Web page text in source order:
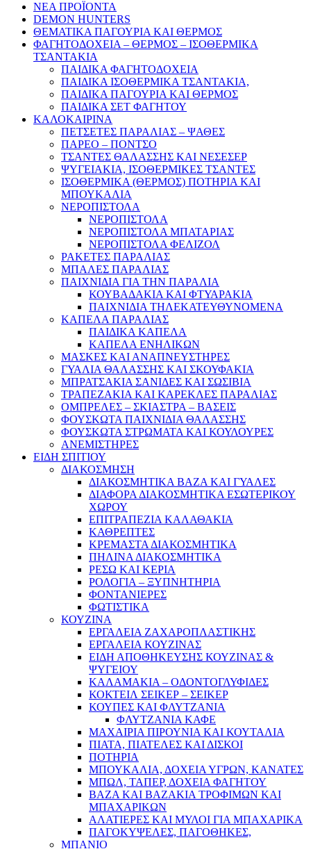
ΝΕΑ ΠΡΟΪΟΝΤΑ
DEMON HUNTERS
ΘΕΜΑΤΙΚΑ ΠΑΓΟΥΡΙΑ ΚΑΙ ΘΕΡΜΟΣ
ΦΑΓΗΤΟΔΟΧΕΙΑ – ΘΕΡΜΟΣ – ΙΣΟΘΕΡΜΙΚΑ
ΤΣΑΝΤΑΚΙΑ
ΠΑΙΔΙΚΑ ΦΑΓΗΤΟΔΟΧΕΙΑ
ΠΑΙΔΙΚΑ ΙΣΟΘΕΡΜΙΚΑ ΤΣΑΝΤΑΚΙΑ,
ΠΑΙΔΙΚΑ ΠΑΓΟΥΡΙΑ ΚΑΙ ΘΕΡΜΟΣ
ΠΑΙΔΙΚΑ ΣΕΤ ΦΑΓΗΤΟΥ
ΚΑΛΟΚΑΙΡΙΝΑ
ΠΕΤΣΕΤΕΣ ΠΑΡΑΛΙΑΣ – ΨΑΘΕΣ
ΠΑΡΕΟ – ΠΟΝΤΣΟ
ΤΣΑΝΤΕΣ ΘΑΛΑΣΣΗΣ ΚΑΙ ΝΕΣΕΣΕΡ
ΨΥΓΕΙΑΚΙΑ, ΙΣΟΘΕΡΜΙΚΕΣ ΤΣΑΝΤΕΣ
ΙΣΟΘΕΡΜΙΚΑ (ΘΕΡΜΟΣ) ΠΟΤΗΡΙΑ ΚΑΙ
ΜΠΟΥΚΑΛΙΑ
ΝΕΡΟΠΙΣΤΟΛΑ
ΝΕΡΟΠΙΣΤΟΛΑ
ΝΕΡΟΠΙΣΤΟΛΑ ΜΠΑΤΑΡΙΑΣ
ΝΕΡΟΠΙΣΤΟΛΑ ΦΕΛΙΖΟΛ
ΡΑΚΕΤΕΣ ΠΑΡΑΛΙΑΣ
ΜΠΑΛΕΣ ΠΑΡΑΛΙΑΣ
ΠΑΙΧΝΙΔΙΑ ΓΙΑ ΤΗΝ ΠΑΡΑΛΙΑ
ΚΟΥΒΑΔΑΚΙΑ ΚΑΙ ΦΤΥΑΡΑΚΙΑ
ΠΑΙΧΝΙΔΙΑ ΤΗΛΕΚΑΤΕΥΘΥΝΟΜΕΝΑ
ΚΑΠΕΛΑ ΠΑΡΑΛΙΑΣ
ΠΑΙΔΙΚΑ ΚΑΠΕΛΑ
ΚΑΠΕΛΑ ΕΝΗΛΙΚΩΝ
ΜΑΣΚΕΣ ΚΑΙ ΑΝΑΠΝΕΥΣΤΗΡΕΣ
ΓΥΑΛΙΑ ΘΑΛΑΣΣΗΣ ΚΑΙ ΣΚΟΥΦΑΚΙΑ
ΜΠΡΑΤΣΑΚΙΑ ΣΑΝΙΔΕΣ ΚΑΙ ΣΩΣΙΒΙΑ
ΤΡΑΠΕΖΑΚΙΑ ΚΑΙ ΚΑΡΕΚΛΕΣ ΠΑΡΑΛΙΑΣ
ΟΜΠΡΕΛΕΣ – ΣΚΙΑΣΤΡΑ – ΒΑΣΕΙΣ
ΦΟΥΣΚΩΤΑ ΠΑΙΧΝΙΔΙΑ ΘΑΛΑΣΣΗΣ
ΦΟΥΣΚΩΤΑ ΣΤΡΩΜΑΤΑ ΚΑΙ ΚΟΥΛΟΥΡΕΣ
ΑΝΕΜΙΣΤΗΡΕΣ
ΕΙΔΗ ΣΠΙΤΙΟΥ
ΔΙΑΚΟΣΜΗΣΗ
ΔΙΑΚΟΣΜΗΤΙΚΑ ΒΑΖΑ ΚΑΙ ΓΥΑΛΕΣ
ΔΙΑΦΟΡΑ ΔΙΑΚΟΣΜΗΤΙΚΑ ΕΣΩΤΕΡΙΚΟΥ
ΧΩΡΟΥ
ΕΠΙΤΡΑΠΕΖΙΑ ΚΑΛΑΘΑΚΙΑ
ΚΑΘΡΕΠΤΕΣ
ΚΡΕΜΑΣΤΑ ΔΙΑΚΟΣΜΗΤΙΚΑ
ΠΗΛΙΝΑ ΔΙΑΚΟΣΜΗΤΙΚΑ
ΡΕΣΩ ΚΑΙ ΚΕΡΙΑ
ΡΟΛΟΓΙΑ – ΞΥΠΝΗΤΗΡΙΑ
ΦΟΝΤΑΝΙΕΡΕΣ
ΦΩΤΙΣΤΙΚΑ
ΚΟΥΖΙΝΑ
ΕΡΓΑΛΕΙΑ ΖΑΧΑΡΟΠΛΑΣΤΙΚΗΣ
ΕΡΓΑΛΕΙΑ ΚΟΥΖΙΝΑΣ
ΕΙΔΗ ΑΠΟΘΗΚΕΥΣΗΣ ΚΟΥΖΙΝΑΣ &
ΨΥΓΕΙΟΥ
ΚΑΛΑΜΑΚΙΑ – ΟΔΟΝΤΟΓΛΥΦΙΔΕΣ
ΚΟΚΤΕΙΛ ΣΕΙΚΕΡ – ΣΕΙΚΕΡ
ΚΟΥΠΕΣ ΚΑΙ ΦΛΥΤΖΑΝΙΑ
ΦΛΥΤΖΑΝΙΑ ΚΑΦΕ
ΜΑΧΑΙΡΙΑ ΠΙΡΟΥΝΙΑ ΚΑΙ ΚΟΥΤΑΛΙΑ
ΠΙΑΤΑ, ΠΙΑΤΕΛΕΣ ΚΑΙ ΔΙΣΚΟΙ
ΠΟΤΗΡΙΑ
ΜΠΟΥΚΑΛΙΑ, ΔΟΧΕΙΑ ΥΓΡΩΝ, ΚΑΝΑΤΕΣ
ΜΠΩΛ, ΤΑΠΕΡ, ΔΟΧΕΙΑ ΦΑΓΗΤΟΥ
ΒΑΖΑ ΚΑΙ ΒΑΖΑΚΙΑ ΤΡΟΦΙΜΩΝ ΚΑΙ
ΜΠΑΧΑΡΙΚΩΝ
ΑΛΑΤΙΕΡΕΣ ΚΑΙ ΜΥΛΟΙ ΓΙΑ ΜΠΑΧΑΡΙΚΑ
ΠΑΓΟΚΥΨΕΛΕΣ, ΠΑΓΟΘΗΚΕΣ,
ΜΠΑΝΙΟ